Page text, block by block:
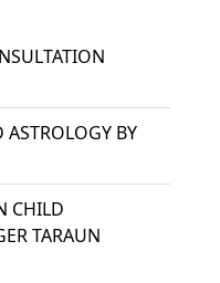
BY
CHILD
TARAUN